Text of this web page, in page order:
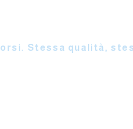
Stessa qualità,